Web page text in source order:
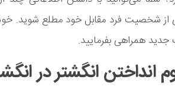
از شخصیت فرد مقابل خود مطلع شوید.
همراهی بفرمایید.
انداختن انگشتر در